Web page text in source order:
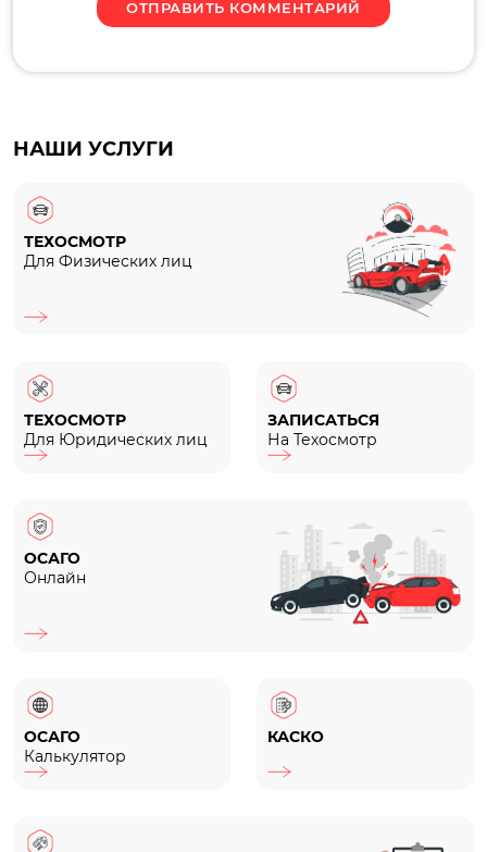
НАШИ УСЛУГИ
ТЕХОСМОТР
Для Физических лиц
ТЕХОСМОТР
Для Юридических лиц
ЗАПИСАТЬСЯ
На Техосмотр
ОСАГО
Онлайн
ОСАГО
Калькулятор
КАСКО